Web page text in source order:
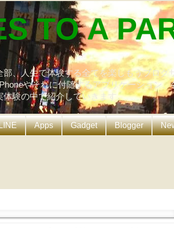
TO A
、人生で体験する全てを楽しもうブログ
やそれに付随するアプリケーション
験の中で紹介していきます。
Apps Gadget Blogger